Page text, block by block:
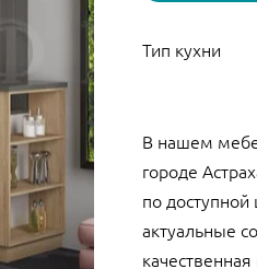
Тип кухни
В нашем
городе
по
актуальные